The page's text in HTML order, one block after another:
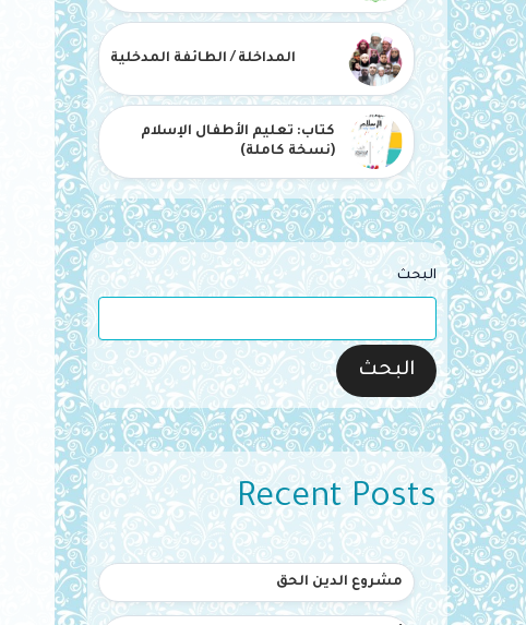
المداخلة / الطائفة المدخلية
كتاب: تعليم الأطفال الإسلام
(نسخة كاملة)
البحث
البحث
Recent Posts
مشروع الدين الحق